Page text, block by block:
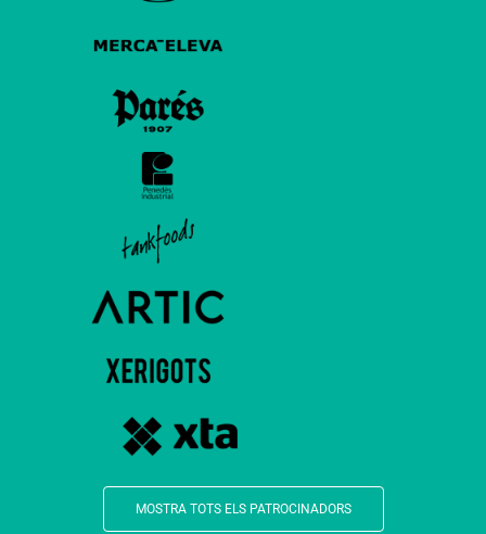
MOSTRA TOTS ELS PATROCINADORS